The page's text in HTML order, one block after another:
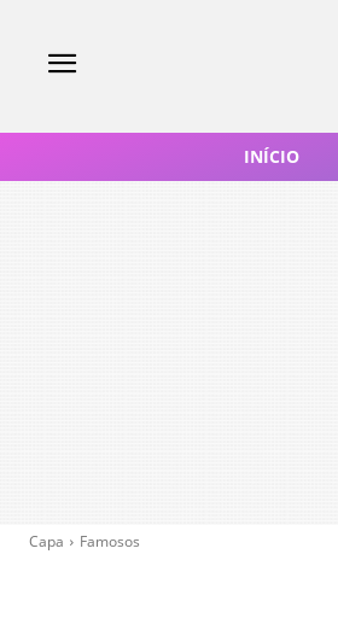
INÍCIO
Capa Famosos